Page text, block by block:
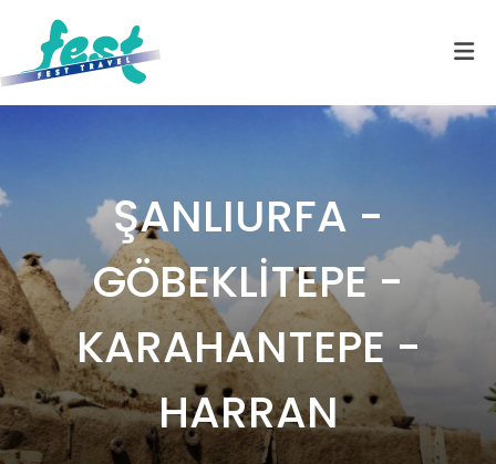
ŞANLIURFA -
GÖBEKLİTEPE -
KARAHANTEPE -
HARRAN